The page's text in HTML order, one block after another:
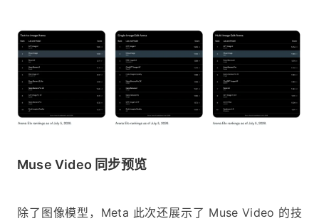
Muse Video 同步预览
除了图像模型，Meta 此次还展示了 Muse Video 的技